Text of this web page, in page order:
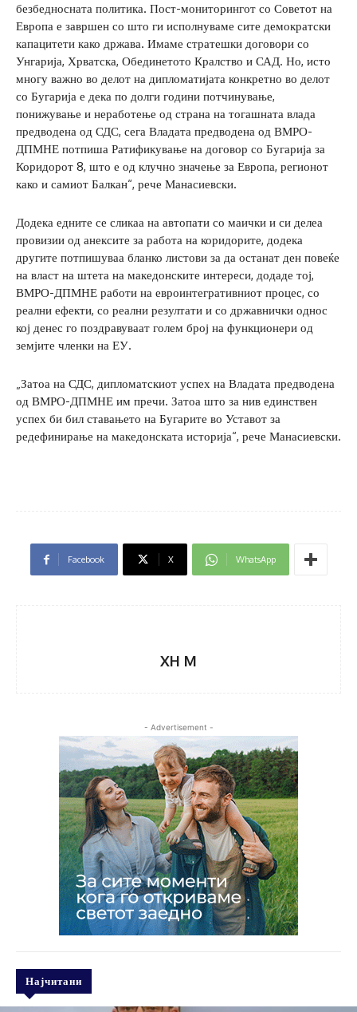
безбедносната политика. Пост-мониторингот со Советот на
Европа е завршен со што ги исполнуваме сите демократски
капацитети како држава. Имаме стратешки договори со
Унгарија, Хрватска, Обединетото Кралство и САД. Но, исто
многу важно во делот на дипломатијата конкретно во делот
со Бугарија е дека по долги години потчинување,
понижување и неработење од страна на тогашната влада
предводена од СДС, сега Владата предводена од ВМРО-
ДПМНЕ потпиша Ратификување на договор со Бугарија за
Коридорот 8, што е од клучно значење за Европа, регионот
како и самиот Балкан“, рече Манасиевски.
Додека едните се сликаа на автопати со маички и си делеа
провизии од анексите за работа на коридорите, додека
другите потпишуваа бланко листови за да останат ден повеќе
на власт на штета на македонските интереси, додаде тој,
ВМРО-ДПМНЕ работи на евроинтегративниот процес, со
реални ефекти, со реални резултати и со државнички однос
кој денес го поздравуваат голем број на функционери од
земјите членки на ЕУ.
„Затоа на СДС, дипломатскиот успех на Владата предводена
од ВМРО-ДПМНЕ им пречи. Затоа што за нив единствен
успех би бил ставањето на Бугарите во Уставот за
редефинирање на македонската историја“, рече Манасиевски.
Facebook X WhatsApp
XH M
- Advertisement -
Најчитани